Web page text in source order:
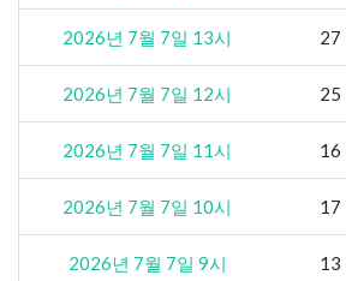
2026년 7월 7일 13시 27
2026년 7월 7일 12시 25
2026년 7월 7일 11시 16
2026년 7월 7일 10시 17
2026년 7월 7일 9시 13